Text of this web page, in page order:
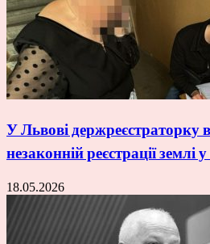
У Львові держреєстраторку
незаконній реєстрації землі
18.05.2026